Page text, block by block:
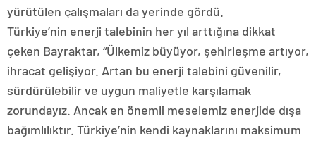
yürütülen çalışmaları da yerinde gördü.
Türkiye’nin enerji talebinin her yıl arttığına dikkat
çeken Bayraktar, “Ülkemiz büyüyor, şehirleşme artıyor,
ihracat gelişiyor. Artan bu enerji talebini güvenilir,
sürdürülebilir ve uygun maliyetle karşılamak
zorundayız. Ancak en önemli meselemiz enerjide dışa
bağımlılıktır. Türkiye’nin kendi kaynaklarını maksimum